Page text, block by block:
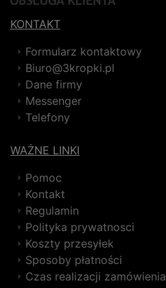
KONTAKT
Formularz kontaktowy
Biuro@3kropki.pl
Dane firmy
Messenger
Telefony
WAŻNE LINKI
Pomoc
Kontakt
Regulamin
Polityka prywatnosci
Koszty przesyłek
Sposoby płatności
Czas realizacji zamówienia